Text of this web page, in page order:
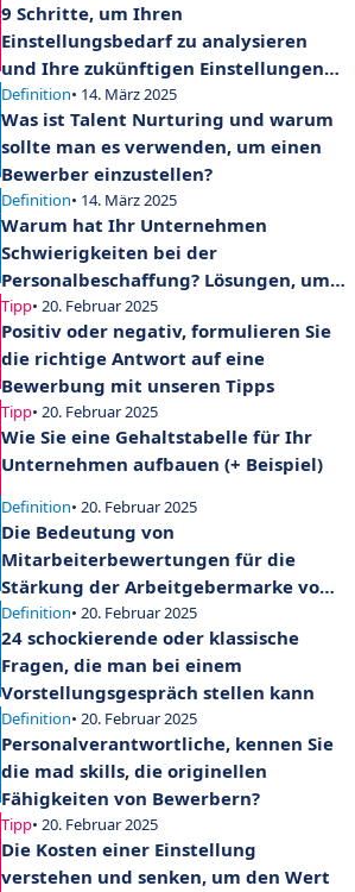
9 Schritte, um Ihren
Einstellungsbedarf zu analysieren
und Ihre zukünftigen Einstellungen
erfolgreich zu gestalten!
Definition• 14. März 2025
Was ist Talent Nurturing und warum
sollte man es verwenden, um einen
Bewerber einzustellen?
Definition• 14. März 2025
Warum hat Ihr Unternehmen
Schwierigkeiten bei der
Personalbeschaffung? Lösungen, um
den Trend umzukehren
Tipp• 20. Februar 2025
Positiv oder negativ, formulieren Sie
die richtige Antwort auf eine
Bewerbung mit unseren Tipps
Tipp• 20. Februar 2025
Wie Sie eine Gehaltstabelle für Ihr
Unternehmen aufbauen (+ Beispiel)
Definition• 20. Februar 2025
Die Bedeutung von
Mitarbeiterbewertungen für die
Stärkung der Arbeitgebermarke von
Unternehmen
Definition• 20. Februar 2025
24 schockierende oder klassische
Fragen, die man bei einem
Vorstellungsgespräch stellen kann
Definition• 20. Februar 2025
Personalverantwortliche, kennen Sie
die mad skills, die originellen
Fähigkeiten von Bewerbern?
Tipp• 20. Februar 2025
Die Kosten einer Einstellung
verstehen und senken, um den Wert